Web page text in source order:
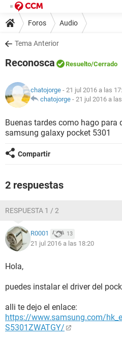
Foros Audio
Tema Anterior
Reconosca Resuelto/Cerrado
chatojorge - 21 jul 2016 a las
chatojorge - 21 jul 2016 a
Buenas tardes como hago para
samsung galaxy pocket 5301
Compartir
2 respuestas
RESPUESTA 1 / 2
R0001 13
21 jul 2016 a las 18:20
Hola,
puedes instalar el driver del
alli te dejo el enlace:
https://www.samsung.com/
S5301ZWATGY/